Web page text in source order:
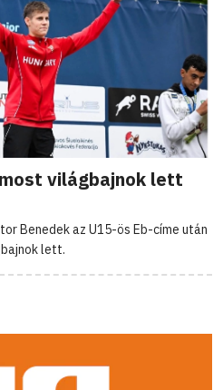
világbajnok lett
Benedek az U15-ös Eb-címe után
lett.